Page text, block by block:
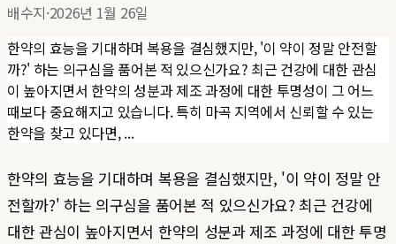
배수지·2026년 1월 26일
한약의 효능을 기대하며 복용을 결심했지만, '이 약이 정말 안전할
까?' 하는 의구심을 품어본 적 있으신가요? 최근 건강에 대한 관심
이 높아지면서 한약의 성분과 제조 과정에 대한 투명성이 그 어느
때보다 중요해지고 있습니다. 특히 마곡 지역에서 신뢰할 수 있는
한약을 찾고 있다면, ...
한약의 효능을 기대하며 복용을 결심했지만, '이 약이 정말 안
전할까?' 하는 의구심을 품어본 적 있으신가요? 최근 건강에
대한 관심이 높아지면서 한약의 성분과 제조 과정에 대한 투명